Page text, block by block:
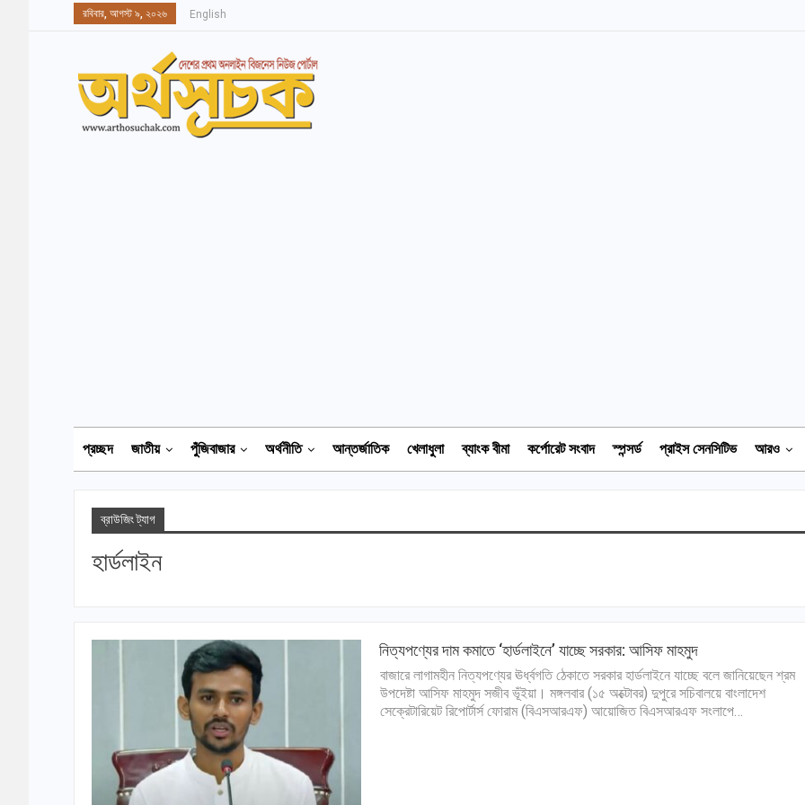
রবিবার, আগস্ট ৯, ২০২৬ English
প্রচ্ছদ জাতীয় পুঁজিবাজার অর্থনীতি আন্তর্জাতিক খেলাধুলা ব্যাংক বীমা কর্পোরেট সংবাদ স্পন্সর্ড প্রাইস সেনসিটিভ আরও
ব্রাউজিং ট্যাগ
হার্ডলাইন
নিত্যপণ্যের দাম কমাতে ‘হার্ডলাইনে’ যাচ্ছে সরকার: আসিফ মাহমুদ
বাজারে লাগামহীন নিত্যপণ্যের ঊর্ধ্বগতি ঠেকাতে সরকার হার্ডলাইনে যাচ্ছে বলে জানিয়েছেন শ্রম
উপদেষ্টা আসিফ মাহমুদ সজীব ভূঁইয়া। মঙ্গলবার (১৫ অক্টোবর) দুপুরে সচিবালয়ে বাংলাদেশ
সেক্রেটারিয়েট রিপোর্টার্স ফোরাম (বিএসআরএফ) আয়োজিত বিএসআরএফ সংলাপে…